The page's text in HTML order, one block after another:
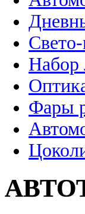
Набор
Фары